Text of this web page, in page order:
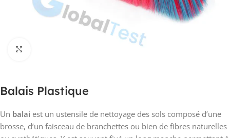
Balais Plastique
Un balai est un ustensile de nettoyage des sols composé d’une
brosse, d’un faisceau de branchettes ou bien de fibres naturelles